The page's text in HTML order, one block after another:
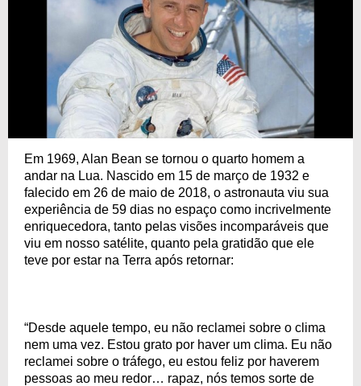
Em 1969, Alan Bean se tornou o quarto homem a
andar na Lua. Nascido em 15 de março de 1932 e
falecido em 26 de maio de 2018, o astronauta viu sua
experiência de 59 dias no espaço como incrivelmente
enriquecedora, tanto pelas visões incomparáveis que
viu em nosso satélite, quanto pela gratidão que ele
teve por estar na Terra após retornar:
“Desde aquele tempo, eu não reclamei sobre o clima
nem uma vez. Estou grato por haver um clima. Eu não
reclamei sobre o tráfego, eu estou feliz por haverem
pessoas ao meu redor… rapaz, nós temos sorte de